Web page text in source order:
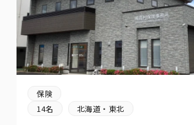
保険
14名
北海道・東北